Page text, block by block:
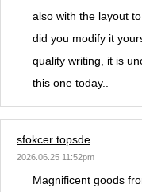
also with the layout
did you modify it
quality writing, it is
this one today..
sfokcer topsde
2026.06.25 11:52pm
Magnificent goods